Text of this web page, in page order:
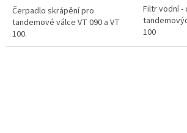
Čerpadlo skrápění pro
tandemové válce VT 090 a VT
100.
Filtr vodní -
100